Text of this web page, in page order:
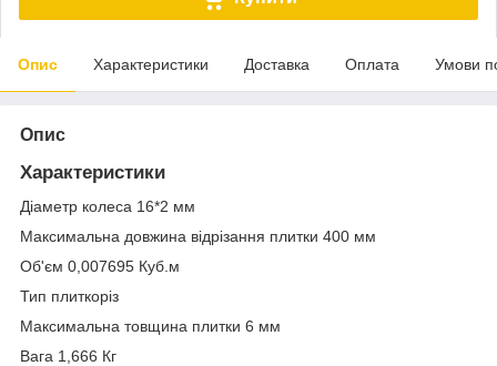
Опис Характеристики Доставка Оплата Умови
Опис
Характеристики
Діаметр колеса 16*2 мм
Максимальна довжина відрізання плитки 400 мм
Об'єм 0,007695 Куб.м
Тип плиткоріз
Максимальна товщина плитки 6 мм
Вага 1,666 Кг